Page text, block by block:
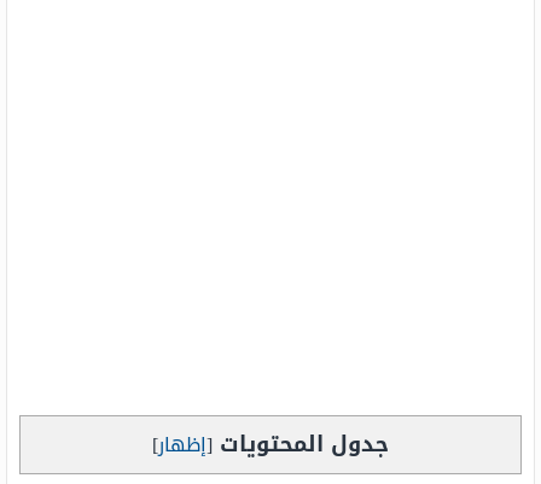
جدول المحتويات [إظهار]